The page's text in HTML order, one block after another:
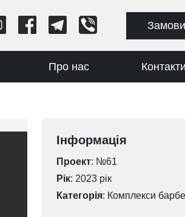
Про нас Контакти
Інформація
Проект: №61
Рік: 2023 рік
Категорія: Комплекси